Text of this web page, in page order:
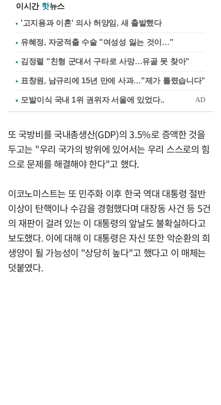
이시간 핫뉴스
'고지용과 이혼' 의사 허양임, 새 출발했다
유혜정, 자궁적출 수술 "여성성 잃는 것이…"
김정렬 "친형 군대서 구타로 사망…유골 못 찾아"
표창원, 남규리에 15년 만에 사과…"제가 틀렸습니다"
또 국방비를 국내총생산(GDP)의 3.5%로 증액한 것을
두고는 "우리 국가의 방위에 있어서는 우리 스스로의 힘
으로 문제를 해결해야 한다"고 했다.
이코노미스트는 또 민주화 이후 한국 역대 대통령 절반
이상이 탄핵이나 수감을 경험했다며 대장동 사건 등 5건
의 재판이 걸려 있는 이 대통령의 앞날도 불확실하다고
보도했다. 이에 대해 이 대통령은 자신 또한 악순환의 희
생양이 될 가능성이 "상당히 높다"고 했다고 이 매체는
덧붙였다.